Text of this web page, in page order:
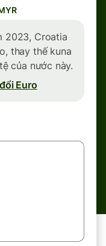
2023, Croatia
thay thế kuna
của nước này.
Euro